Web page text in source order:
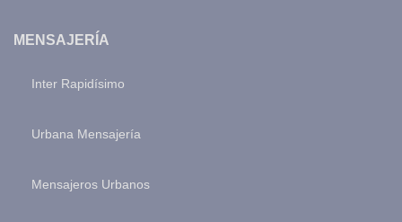
MENSAJERÍA
Inter Rapidísimo
Urbana Mensajería
Mensajeros Urbanos